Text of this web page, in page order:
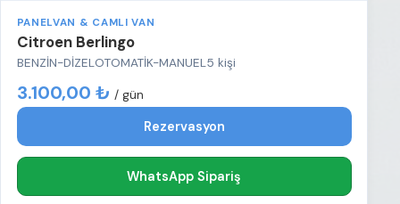
PANELVAN & CAMLI VAN
Citroen Berlingo
BENZİN-DİZELOTOMATİK-MANUEL5 kişi
3.100,00 ₺ / gün
Rezervasyon
WhatsApp Sipariş